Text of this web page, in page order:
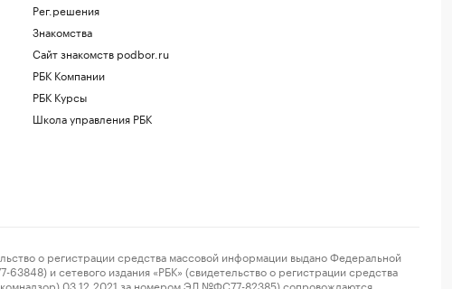
Рег.решения
Знакомства
Сайт знакомств podbor.ru
РБК Компании
РБК Курсы
Школа управления РБК
о регистрации средства массовой информации выдано Федеральной
и сетевого издания «РБК» (свидетельство о регистрации средства
03.12.2021 за номером ЭЛ №ФС77-82385) сопровождаются